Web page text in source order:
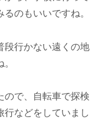
のもいいですね。
段行かない遠くの地
ので、自転車で探検
行などをしていまし